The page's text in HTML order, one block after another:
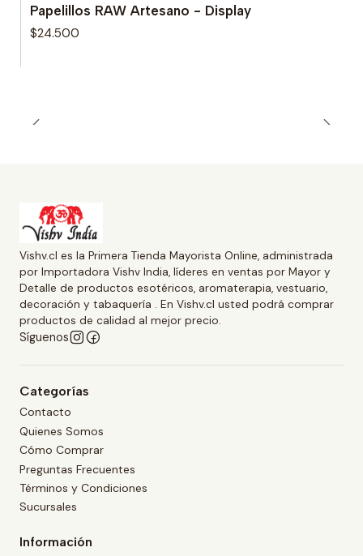
Papelillos RAW Artesano - Display
$24.500
Vishv.cl es la Primera Tienda Mayorista Online, administrada
por Importadora Vishv India, líderes en ventas por Mayor y
Detalle de productos esotéricos, aromaterapia, vestuario,
decoración y tabaquería . En Vishv.cl usted podrá comprar
productos de calidad al mejor precio.
Síguenos
Categorías
Contacto
Quienes Somos
Cómo Comprar
Preguntas Frecuentes
Términos y Condiciones
Sucursales
Información